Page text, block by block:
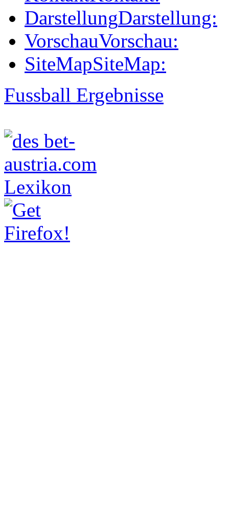
DarstellungDarstellung:
VorschauVorschau:
SiteMapSiteMap:
Fussball Ergebnisse